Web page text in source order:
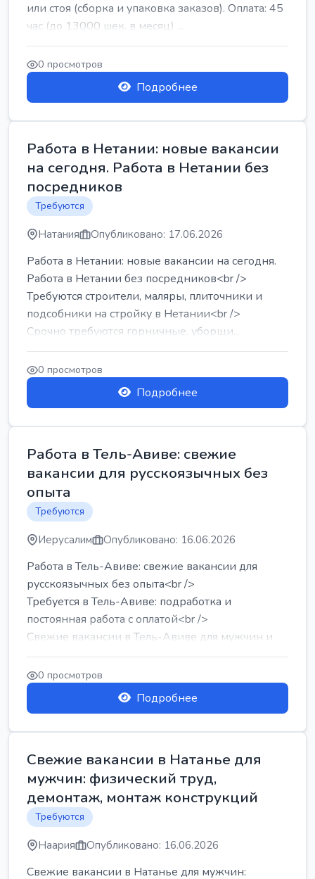
или стоя (сборка и упаковка заказов). Оплата: 45
час (до 13000 шек. в месяц) ...
0 просмотров
Подробнее
Работа в Нетании: новые вакансии
на сегодня. Работа в Нетании без
посредников
Требуются
Натания Опубликовано: 17.06.2026
Работа в Нетании: новые вакансии на сегодня.
Работа в Нетании без посредников<br />
Требуются строители, маляры, плиточники и
подсобники на стройку в Нетании<br />
Срочно требуются горничные, уборщи...
0 просмотров
Подробнее
Работа в Тель-Авиве: свежие
вакансии для русскоязычных без
опыта
Требуются
Иерусалим Опубликовано: 16.06.2026
Работа в Тель-Авиве: свежие вакансии для
русскоязычных без опыта<br />
Требуется в Тель-Авиве: подработка и
постоянная работа с оплатой<br />
Свежие вакансии в Тель-Авиве для мужчин и
женщин от хозя...
0 просмотров
Подробнее
Свежие вакансии в Натанье для
мужчин: физический труд,
демонтаж, монтаж конструкций
Требуются
Наария Опубликовано: 16.06.2026
Свежие вакансии в Натанье для мужчин: